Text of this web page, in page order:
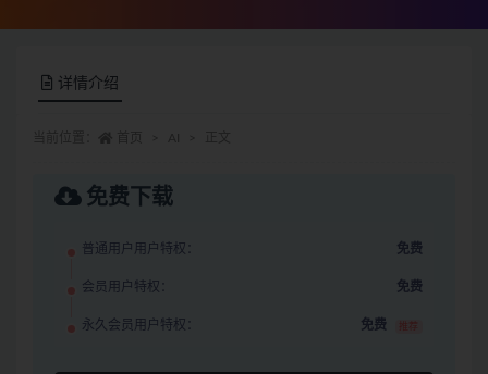
详情介绍
免费下载
普通用户用户特权： 免费
会员用户特权： 免费
永久会员用户特权： 免费 推荐